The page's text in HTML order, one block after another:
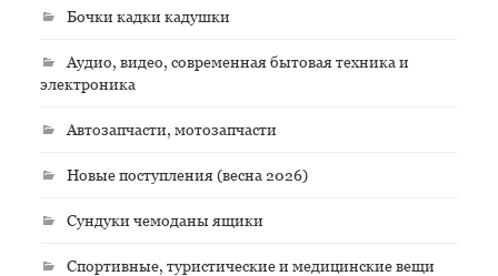
Бочки кадки кадушки
Аудио, видео, современная бытовая техника и
электроника
Автозапчасти, мотозапчасти
Новые поступления (весна 2026)
Сундуки чемоданы ящики
Спортивные, туристические и медицинские вещи